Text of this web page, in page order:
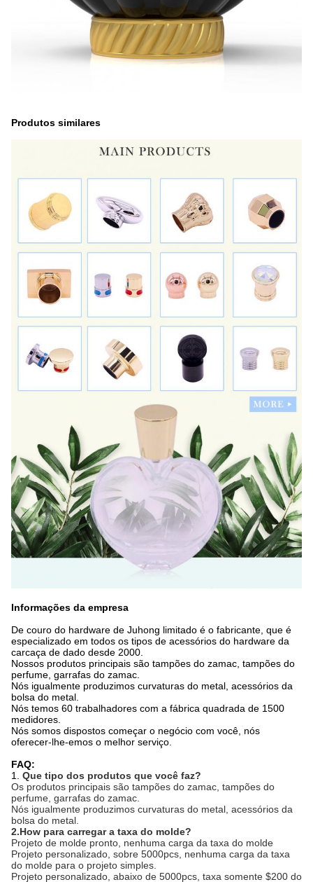
Produtos similares
Informações da empresa
De couro do hardware de Juhong limitado é o fabricante, que é
especializado em todos os tipos de acessórios do hardware da
carcaça de dado desde 2000.
Nossos produtos principais são tampões do zamac, tampões do
perfume, garrafas do zamac.
Nós igualmente produzimos curvaturas do metal, acessórios da
bolsa do metal.
Nós temos 60 trabalhadores com a fábrica quadrada de 1500
medidores.
Nós somos dispostos começar o negócio com você, nós
oferecer-lhe-emos o melhor serviço.
FAQ:
1. Que tipo dos produtos que você faz?
Os produtos principais são tampões do zamac, tampões do
perfume, garrafas do zamac.
Nós igualmente produzimos curvaturas do metal, acessórios da
bolsa do metal.
2.How para carregar a taxa do molde?
Projeto de molde pronto, nenhuma carga da taxa do molde
Projeto personalizado, sobre 5000pcs, nenhuma carga da taxa
do molde para o projeto simples.
Projeto personalizado, abaixo de 5000pcs, taxa somente $200 do